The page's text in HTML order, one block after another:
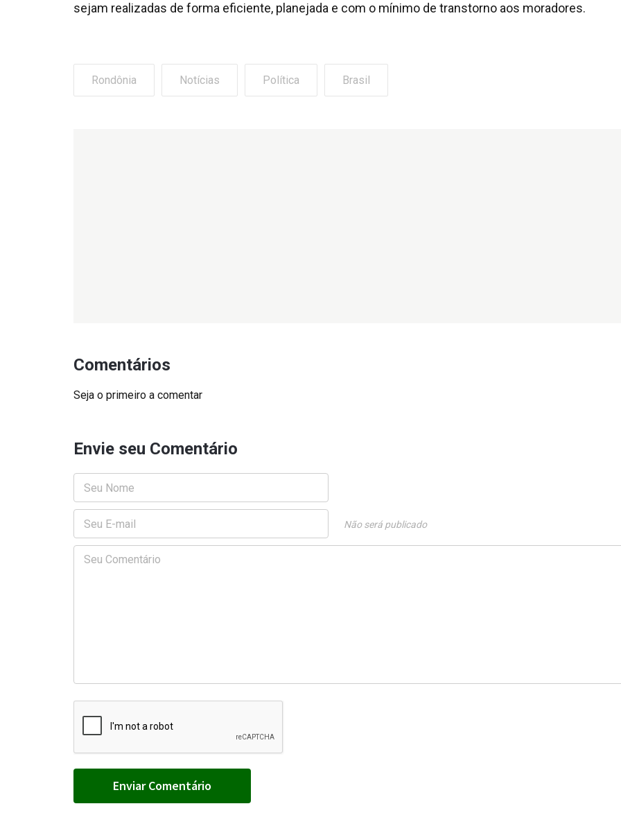
sejam realizadas de forma eficiente, planejada e com o mínimo de transtorno aos moradores.
Rondônia Notícias Política Brasil
Comentários
Seja o primeiro a comentar
Envie seu Comentário
Não será publicado